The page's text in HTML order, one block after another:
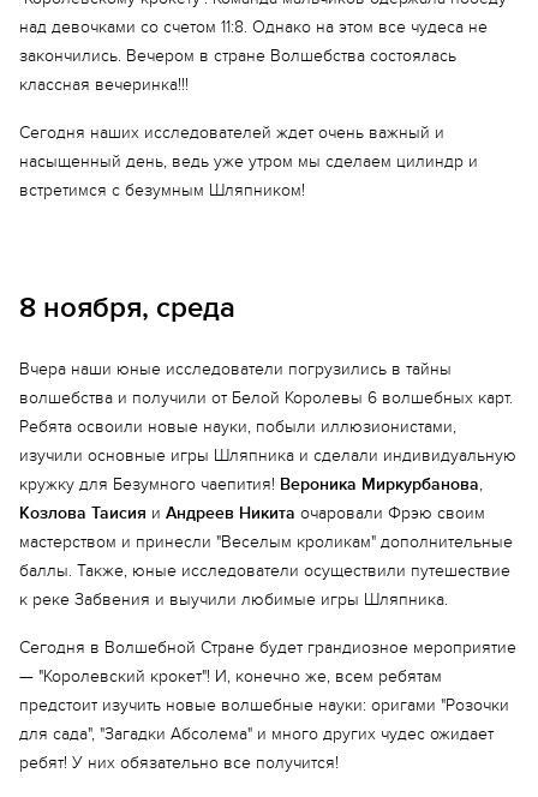
Еще 2 фото
над девочками со счетом 11:8. Однако на этом все чудеса не
закончились. Вечером в стране Волшебства состоялась
классная вечеринка!!!
Сегодня наших исследователей ждет очень важный и
насыщенный день, ведь уже утром мы сделаем цилиндр и
встретимся с безумным Шляпником!
8 ноября, среда
Вчера наши юные исследователи погрузились в тайны
волшебства и получили от Белой Королевы 6 волшебных карт.
Ребята освоили новые науки, побыли иллюзионистами,
изучили основные игры Шляпника и сделали индивидуальную
кружку для Безумного чаепития! Вероника Миркурбанова,
Козлова Таисия и Андреев Никита очаровали Фрэю своим
мастерством и принесли "Веселым кроликам" дополнительные
баллы. Также, юные исследователи осуществили путешествие
к реке Забвения и выучили любимые игры Шляпника.
Сегодня в Волшебной Стране будет грандиозное мероприятие
— "Королевский крокет"! И, конечно же, всем ребятам
предстоит изучить новые волшебные науки: оригами "Розочки
для сада", "Загадки Абсолема" и много других чудес ожидает
ребят! У них обязательно все получится!